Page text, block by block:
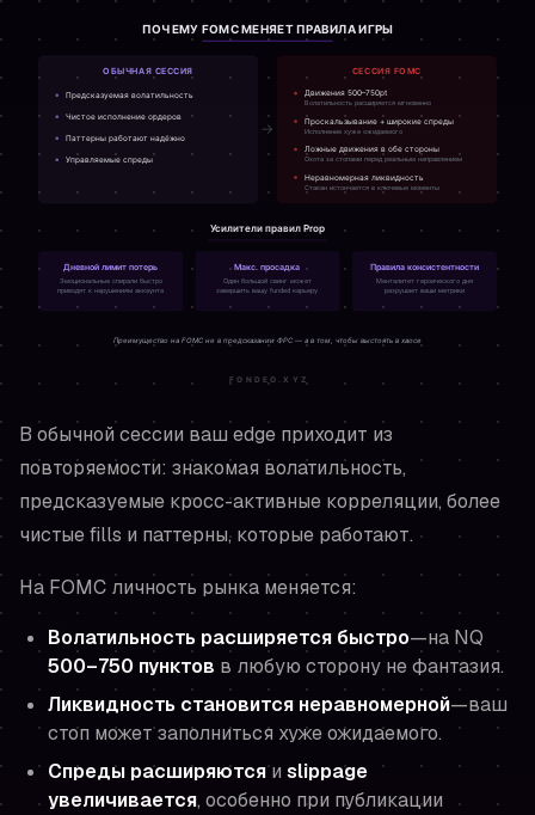
В обычной сессии ваш edge приходит из
повторяемости: знакомая волатильность,
предсказуемые кросс-активные корреляции, более
чистые fills и паттерны, которые работают.
На FOMC личность рынка меняется:
Волатильность расширяется быстро—на NQ
500–750 пунктов в любую сторону не фантазия.
Ликвидность становится неравномерной—ваш
стоп может заполниться хуже ожидаемого.
Спреды расширяютсяи slippage
увеличивается, особенно при публикации